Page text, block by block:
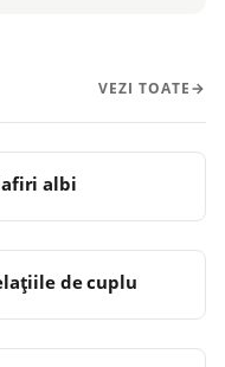
VEZI TOATE
albi
de cuplu